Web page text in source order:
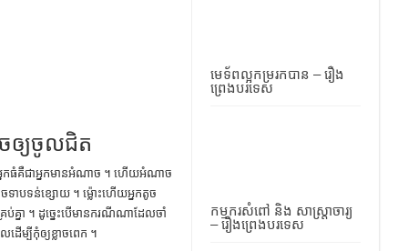
មេទ័ពល្អកម្ររកបាន – រឿង
ព្រេងបរទេស
កម្មករសំពៅ និង សាស្រ្តាចារ្យ
– រឿងព្រេងបរទេស
ចឲ្យចូលជិត
ក​ធំ​គឺ​ជា​អ្នក​មាន​អំណាច ។ ហើយ​អំណាច​
ទាប​ទន់​ខ្សោយ ។ ម្ល៉ោះ​ហើយ​អ្នក​តូច​
ប់​គ្នា ។ ដូច្នេះ​បើ​មាន​ករណី​ណា​ដែល​ចាំ​
ើម្បី​កុំ​ឲ្យ​ខ្លាច​ពេក ។